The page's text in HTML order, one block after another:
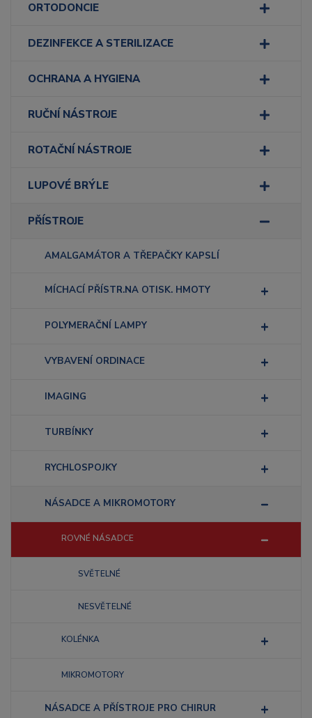
ORTODONCIE
DEZINFEKCE A STERILIZACE
OCHRANA A HYGIENA
RUČNÍ NÁSTROJE
ROTAČNÍ NÁSTROJE
LUPOVÉ BRÝLE
PŘÍSTROJE
AMALGAMÁTOR A TŘEPAČKY KAPSLÍ
MÍCHACÍ PŘÍSTR.NA OTISK. HMOTY
POLYMERAČNÍ LAMPY
VYBAVENÍ ORDINACE
IMAGING
TURBÍNKY
RYCHLOSPOJKY
NÁSADCE A MIKROMOTORY
ROVNÉ NÁSADCE
SVĚTELNÉ
NESVĚTELNÉ
KOLÉNKA
MIKROMOTORY
NÁSADCE A PŘÍSTROJE PRO CHIRUR